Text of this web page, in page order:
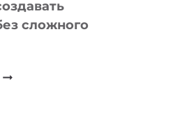
сложного
7